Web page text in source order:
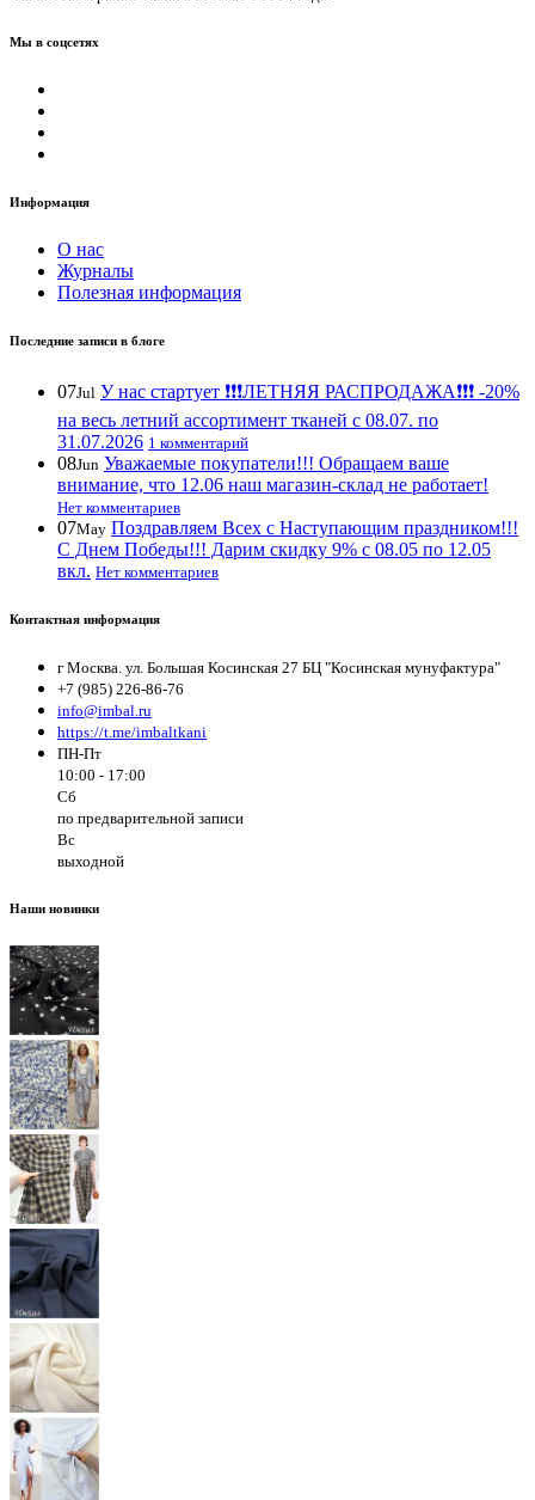
Мы в соцсетях
Информация
О нас
Журналы
Полезная информация
Последние записи в блоге
07Jul У нас стартует ❗️❗️❗️ЛЕТНЯЯ РАСПРОДАЖА❗️❗️❗️ -20%
на весь летний ассортимент тканей с 08.07. по
31.07.2026 1 комментарий
08Jun Уважаемые покупатели!!! Обращаем ваше
внимание, что 12.06 наш магазин-склад не работает!
Нет комментариев
07May Поздравляем Всех с Наступающим праздником!!!
С Днем Победы!!! Дарим скидку 9% с 08.05 по 12.05
вкл. Нет комментариев
Контактная информация
г Москва. ул. Большая Косинская 27 БЦ "Косинская мунуфактура"
+7 (985) 226-86-76
info@imbal.ru
https://t.me/imbaltkani
ПН-Пт
10:00 - 17:00
Сб
по предварительной записи
Вс
выходной
Наши новинки